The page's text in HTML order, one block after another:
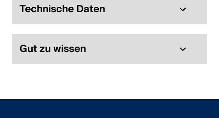
Technische Daten
Gut zu wissen